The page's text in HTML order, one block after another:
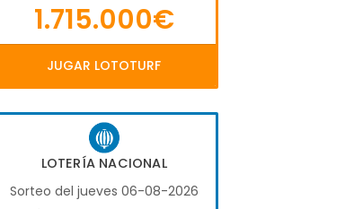
1.715.000€
JUGAR LOTOTURF
LOTERÍA NACIONAL
Sorteo del jueves 06-08-2026